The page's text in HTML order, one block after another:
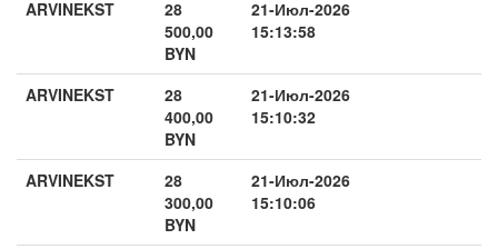
ARVINEKST
28
500,00
BYN
21-Июл-2026
15:13:58
ARVINEKST
28
400,00
BYN
21-Июл-2026
15:10:32
ARVINEKST
28
300,00
BYN
21-Июл-2026
15:10:06